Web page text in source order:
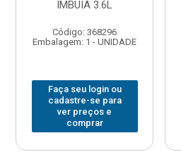
IMBUIA 3.6L
Código: 368296
Embalagem: 1 - UNIDADE
Faça seu login ou
cadastre-se para
ver preços e
comprar